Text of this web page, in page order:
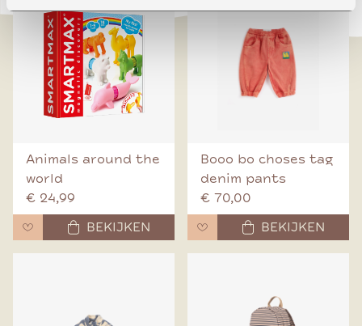
Animals around the
world
€ 24,99
BEKIJKEN
Booo bo choses tag
denim pants
€ 70,00
BEKIJKEN